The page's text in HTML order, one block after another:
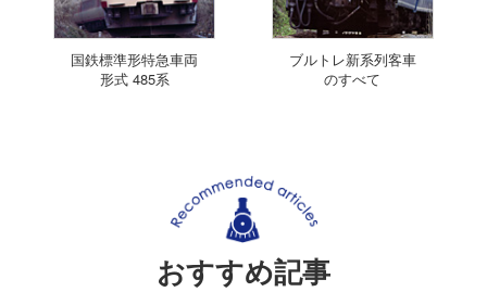
国鉄標準形特急車両
形式 485系
ブルトレ新系列客車
のすべて
おすすめ記事